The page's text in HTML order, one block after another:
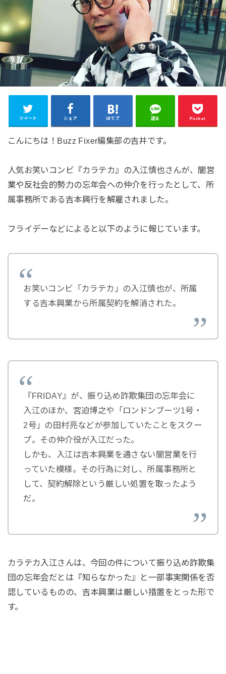
ツイート シェア はてブ 送る Pocket
こんにちは！Buzz Fixer編集部の吉井です。
人気お笑いコンビ『カラテカ』の入江慎也さんが、闇営
業や反社会的勢力の忘年会への仲介を行ったとして、所
属事務所である吉本興行を解雇されました。
フライデーなどによると以下のように報じています。
お笑いコンビ「カラテカ」の入江慎也が、所属
する吉本興業から所属契約を解消された。
『FRIDAY』が、振り込め詐欺集団の忘年会に
入江のほか、宮迫博之や「ロンドンブーツ1号・
2号」の田村亮などが参加していたことをスクー
プ。その仲介役が入江だった。
しかも、入江は吉本興業を通さない闇営業を行
っていた模様。その行為に対し、所属事務所と
して、契約解除という厳しい処置を取ったよう
だ。
カラテカ入江さんは、今回の件について振り込め詐欺集
団の忘年会だとは『知らなかった』と一部事実関係を否
認しているものの、吉本興業は厳しい措置をとった形で
す。